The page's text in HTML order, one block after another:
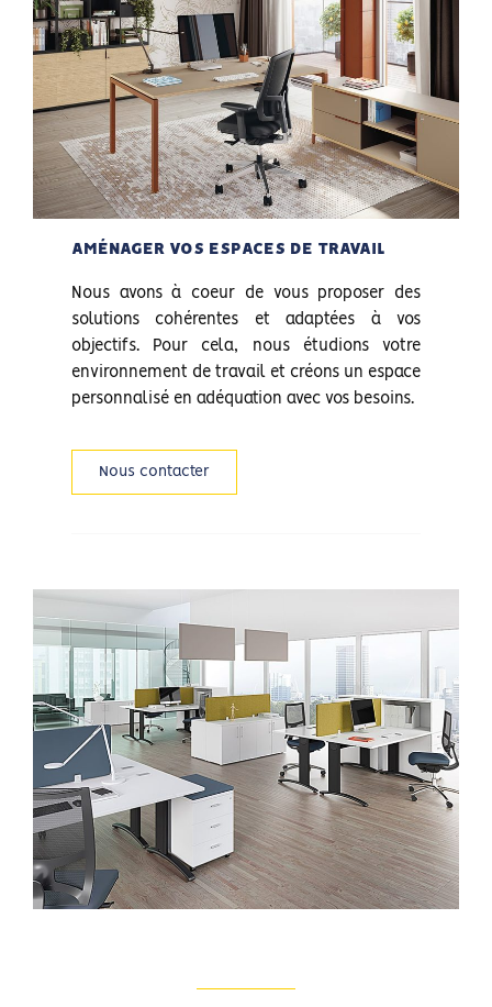
AMÉNAGER VOS ESPACES DE TRAVAIL
Nous avons à coeur de vous proposer des
solutions cohérentes et adaptées à vos
objectifs. Pour cela, nous étudions votre
environnement de travail et créons un espace
personnalisé en adéquation avec vos besoins.
Nous contacter